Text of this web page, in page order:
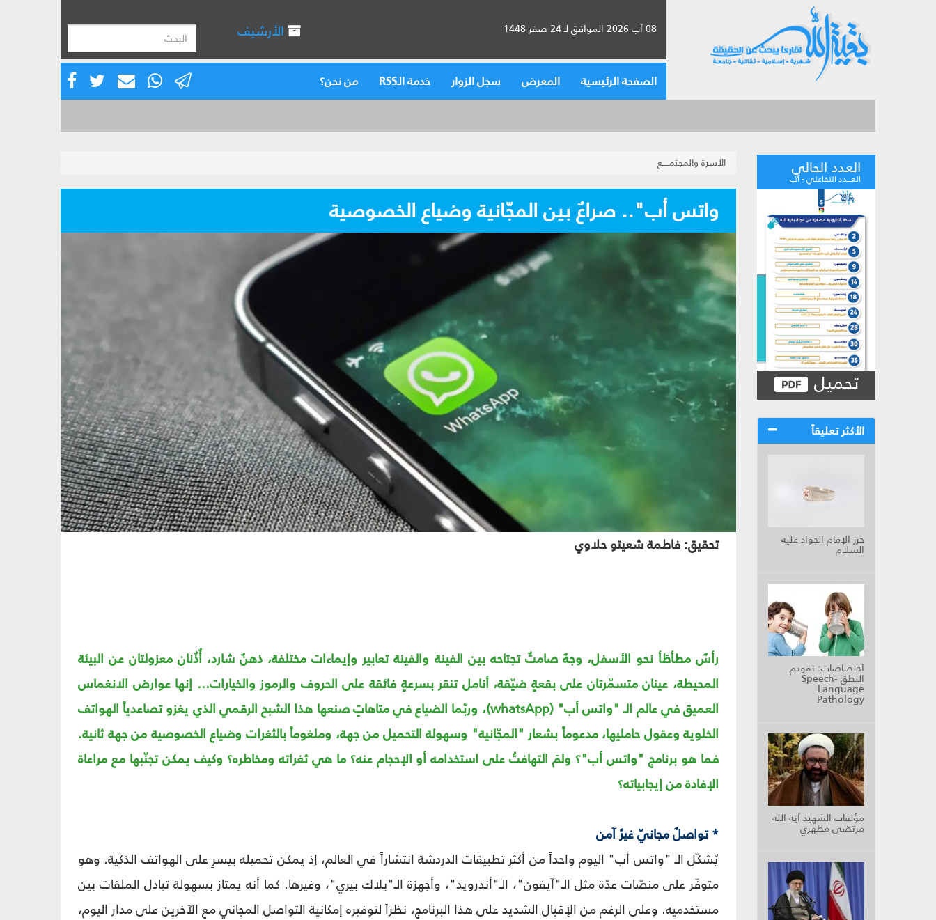
08 آب 2026 الموافق لـ 24 صفر 1448 الأرشيف
الصفحة الرئيسية المعرض سجل الزوار خدمة الـRSS من نحن؟
العدد الحالي
العـــدد التفاعلي - آب
تحميل
الأكثر تعليقاً
حرز الإمام الجواد عليه
السلام
اختصاصات: تقويم
النطق Speech-
Language
Pathology
مؤلفات الشهيد آية الله
مرتضى مطهري
الأسرة والمجتمـــــع
واتس أب".. صراعٌ بين المجّانية وضياع الخصوصية
تحقيق: فاطمة شعيتو حلاوي
رأسٌ مطأطَأ نحو الأسفل، وجهٌ صامتٌ تجتاحه بين الفينة والفينة تعابير وإيماءات مختلفة، ذهنٌ شارد، أُذُنان معزولتان عن البيئة
المحيطة، عينان متسمّرتان على بقعةٍ ضيّقة، أنامل تنقر بسرعةٍ فائقة على الحروف والرموز والخيارات... إنها عوارض الانغماس
العميق في عالم الـ "واتس أب" (whatsApp)، وربّما الضياع في متاهاتٍ صنعها هذا الشبح الرقمي الذي يغزو تصاعدياً الهواتف
الخلوية وعقول حامليها، مدعوماً بشعار "المجّانية" وسهولة التحميل من جهة، وملغوماً بالثغرات وضياع الخصوصية من جهة ثانية.
فما هو برنامج "واتس أب"؟ ولمَ التهافتُ على استخدامه أو الإحجام عنه؟ ما هي ثغراته ومخاطره؟ وكيف يمكن تجنّبها مع مراعاة
الإفادة من إيجابياته؟
* تواصلٌ مجانيّ غيرُ آمن
يُشكّل الـ "واتس أب" اليوم واحداً من أكثر تطبيقات الدردشة انتشاراً في العالم، إذ يمكن تحميله بيسرٍ على الهواتف الذكية. وهو
متوفّر على منصّات عدّة مثل الـ"آيفون"، الـ"أندرويد"، وأجهزة الـ"بلاك بيري"، وغيرها. كما أنه يمتاز بسهولة تبادل الملفات بين
مستخدميه. وعلى الرغم من الإقبال الشديد على هذا البرنامج، نظراً لتوفيره إمكانية التواصل المجاني مع الآخرين على مدار اليوم،